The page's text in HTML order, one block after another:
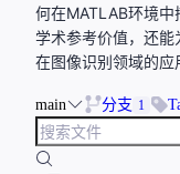
何在MATLAB环境
学术参考价值，还
在图像识别领域的应
main 分支 1